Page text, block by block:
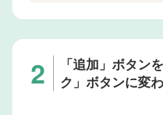
「追加」ボタン
ク」ボタンに変